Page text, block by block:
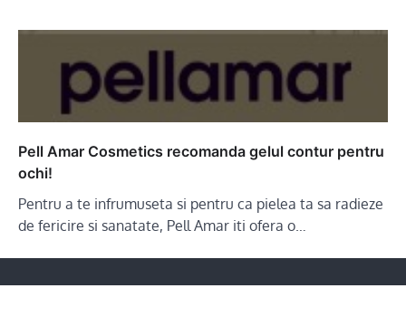
Pell Amar Cosmetics recomanda gelul contur pentru
ochi!
Pentru a te infrumuseta si pentru ca pielea ta sa radieze
de fericire si sanatate, Pell Amar iti ofera o…